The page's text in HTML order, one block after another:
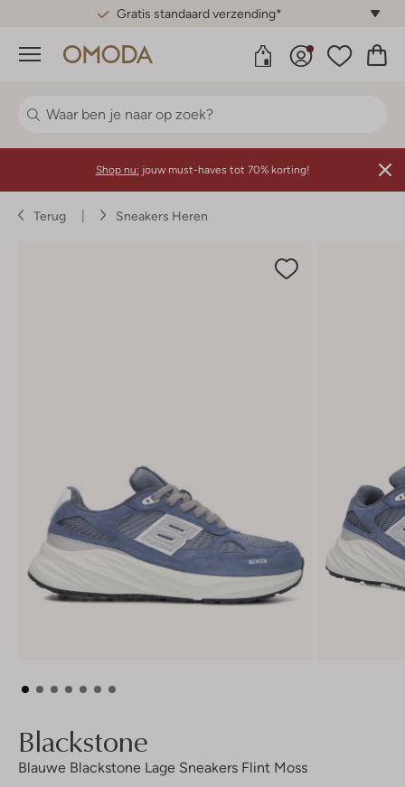
Gratis standaard verzending*
Menu
Shop nu: jouw must-haves tot 70% korting!
Terug Sneakers Heren
Blackstone
Blauwe Blackstone Lage Sneakers Flint Moss